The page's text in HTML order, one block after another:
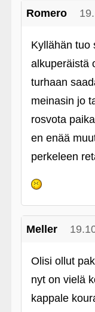
Romero
Kyllähän tuo
alkuperäistä
turhaan
meinasin jo
rosvota
en enää
perkeleen
Meller
Olisi ollut
nyt on vielä
kappale